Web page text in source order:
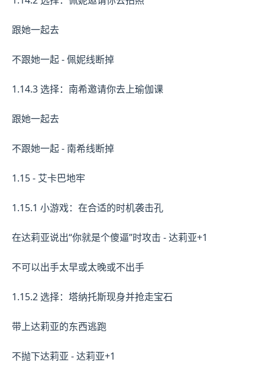
跟她一起去
不跟她一起 - 佩妮线断掉
1.14.3 选择：南希邀请你去上瑜伽课
跟她一起去
不跟她一起 - 南希线断掉
1.15 - 艾卡巴地牢
1.15.1 小游戏：在合适的时机袭击孔
在达莉亚说出“你就是个傻逼”时攻击 - 达莉亚+1
不可以出手太早或太晚或不出手
1.15.2 选择：塔纳托斯现身并抢走宝石
带上达莉亚的东西逃跑
不抛下达莉亚 - 达莉亚+1